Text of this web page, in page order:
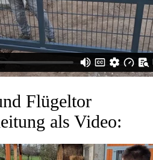
Flügeltor
als Video: